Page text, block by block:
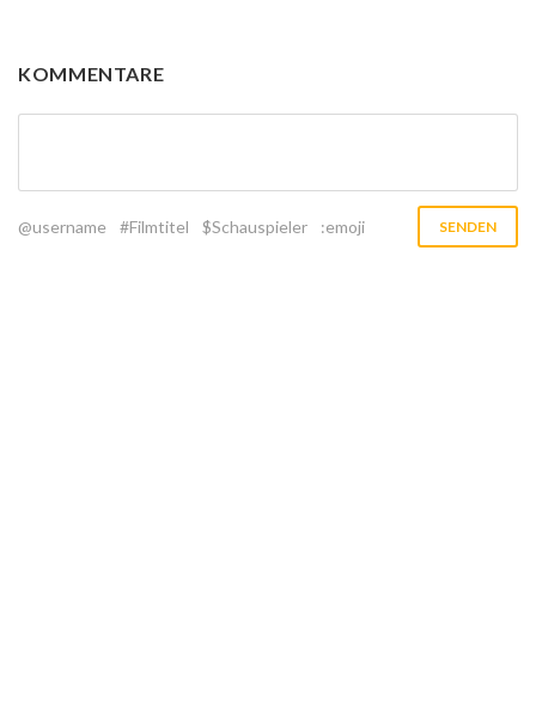
KOMMENTARE
@username #Filmtitel $Schauspieler :emoji